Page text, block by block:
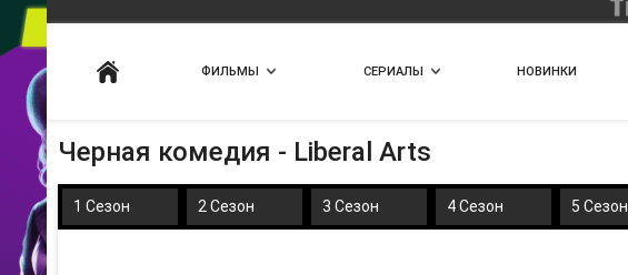
ФИЛЬМЫ СЕРИАЛЫ НОВИНКИ
Черная комедия - Liberal Arts
1 Сезон 2 Сезон 3 Сезон 4 Сезон 5 Сезон